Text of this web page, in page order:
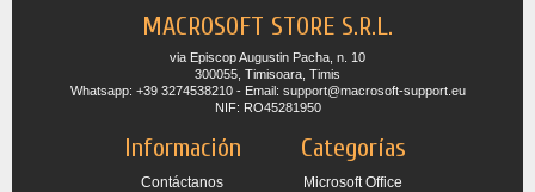
MACROSOFT STORE S.R.L.
via Episcop Augustin Pacha, n. 10
300055, Timisoara, Timis
Whatsapp: +39 3274538210 - Email: support@macrosoft-support.eu
NIF: RO45281950
Información
Contáctanos
Categorías
Microsoft Office